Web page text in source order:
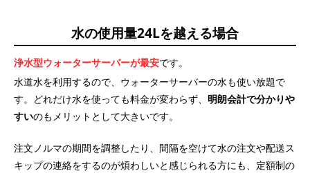
水の使用量24Lを越える場合
浄水型ウォーターサーバーが最安です。
水道水を利用するので、ウォーターサーバーの水も使い放題で
す。どれだけ水を使っても料金が変わらず、 明朗会計で分かりや
すいのもメリットとして大きいです。
注文ノルマの期間を調整したり、間隔を空けて水の注文や配送ス
キップの連絡をするのが煩わしいと感じられる方にも、定額制の